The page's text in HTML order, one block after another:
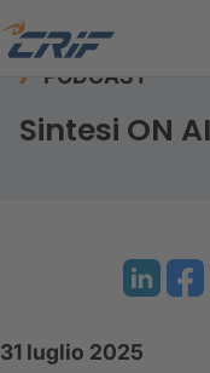
Home Risorse
PODCAST
Sintesi ON
31 luglio 2025